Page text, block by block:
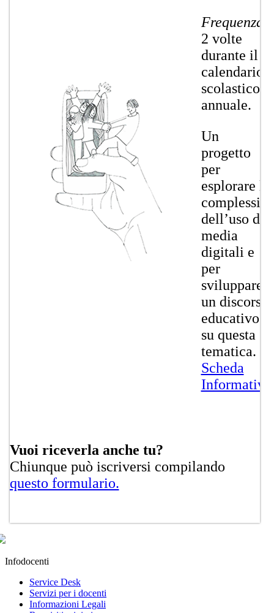
Frequenza
2 volte
durante il
calendario
scolastico
annuale.
​​Un
progetto
per
esplorare la
complessità
dell’uso dei
media
digitali e
per
sviluppare
un discorso
educativo
su questa
tematica.
Sc​heda
Informativa
Vuoi riceverla anche tu?
Chiunque può iscriversi ​compilan​do
questo formulario.
Infodocenti
Service Desk
Servizi per i docenti
Informazioni Legali